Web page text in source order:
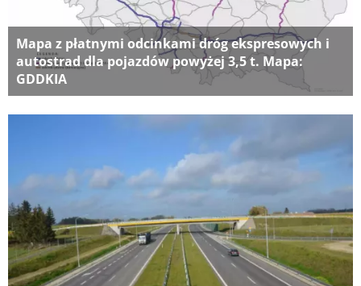
Mapa z płatnymi odcinkami dróg ekspresowych i
autostrad dla pojazdów powyżej 3,5 t. Mapa:
GDDKIA